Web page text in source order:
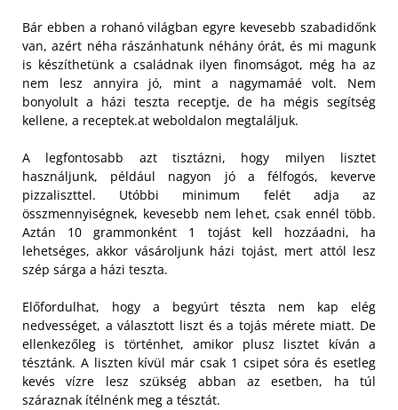
Bár ebben a rohanó világban egyre kevesebb szabadidőnk
van, azért néha rászánhatunk néhány órát, és mi magunk
is készíthetünk a családnak ilyen finomságot, még ha az
nem lesz annyira jó, mint a nagymamáé volt. Nem
bonyolult a házi teszta receptje, de ha mégis segítség
kellene, a receptek.at weboldalon megtaláljuk.
A legfontosabb azt tisztázni, hogy milyen lisztet
használjunk, például nagyon jó a félfogós, keverve
pizzaliszttel. Utóbbi minimum felét adja az
összmennyiségnek, kevesebb nem lehet, csak ennél több.
Aztán 10 grammonként 1 tojást kell hozzáadni, ha
lehetséges, akkor vásároljunk házi tojást, mert attól lesz
szép sárga a házi teszta.
Előfordulhat, hogy a begyúrt tészta nem kap elég
nedvességet, a választott liszt és a tojás mérete miatt. De
ellenkezőleg is történhet, amikor plusz lisztet kíván a
tésztánk. A liszten kívül már csak 1 csipet sóra és esetleg
kevés vízre lesz szükség abban az esetben, ha túl
száraznak ítélnénk meg a tésztát.